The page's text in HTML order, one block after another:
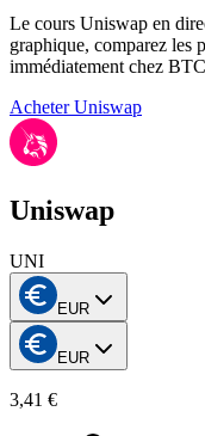
Le cours Uniswap en
graphique, comparez les
immédiatement chez
Acheter Uniswap
Uniswap
UNI
EUR
EUR
3,41 €